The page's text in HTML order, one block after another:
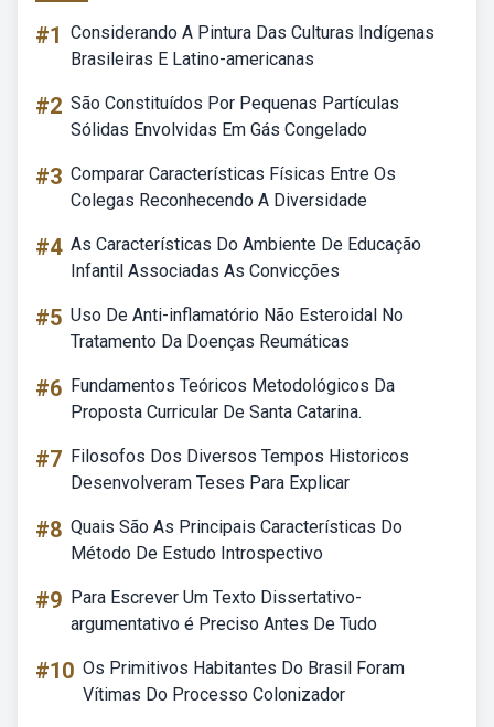
#1 Considerando A Pintura Das Culturas Indígenas
Brasileiras E Latino-americanas
#2 São Constituídos Por Pequenas Partículas
Sólidas Envolvidas Em Gás Congelado
#3 Comparar Características Físicas Entre Os
Colegas Reconhecendo A Diversidade
#4 As Características Do Ambiente De Educação
Infantil Associadas As Convicções
#5 Uso De Anti-inflamatório Não Esteroidal No
Tratamento Da Doenças Reumáticas
#6 Fundamentos Teóricos Metodológicos Da
Proposta Curricular De Santa Catarina.
#7 Filosofos Dos Diversos Tempos Historicos
Desenvolveram Teses Para Explicar
#8 Quais São As Principais Características Do
Método De Estudo Introspectivo
#9 Para Escrever Um Texto Dissertativo-
argumentativo é Preciso Antes De Tudo
#10 Os Primitivos Habitantes Do Brasil Foram
Vítimas Do Processo Colonizador